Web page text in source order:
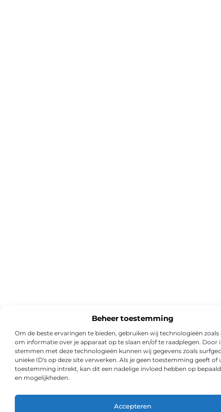
Beheer toestemming
Om de beste ervaringen te bieden, gebruiken wij technologieën zoals
om informatie over je apparaat op te slaan en/of te raadplegen. Door
stemmen met deze technologieën kunnen wij gegevens zoals
unieke ID's op deze site verwerken. Als je geen toestemming geeft of
toestemming intrekt, kan dit een nadelige invloed hebben op
en mogelijkheden.
Accepteren